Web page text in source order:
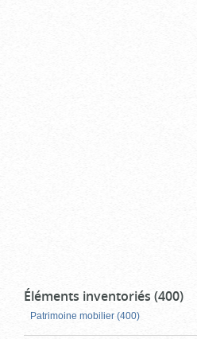
Éléments inventoriés (400)
Patrimoine mobilier (400)